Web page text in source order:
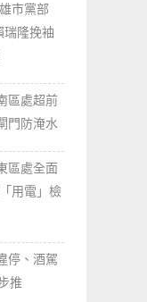
市黨部
瑞隆挽袖
區處超前
門防淹水
區處全面
用電」檢
停、酒駕
推